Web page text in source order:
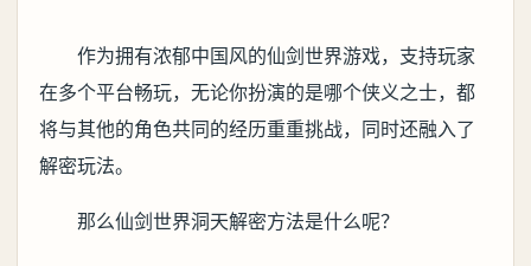
作为拥有浓郁中国风的仙剑世界游戏，支持玩家
在多个平台畅玩，无论你扮演的是哪个侠义之士，都
将与其他的角色共同的经历重重挑战，同时还融入了
解密玩法。
那么仙剑世界洞天解密方法是什么呢？